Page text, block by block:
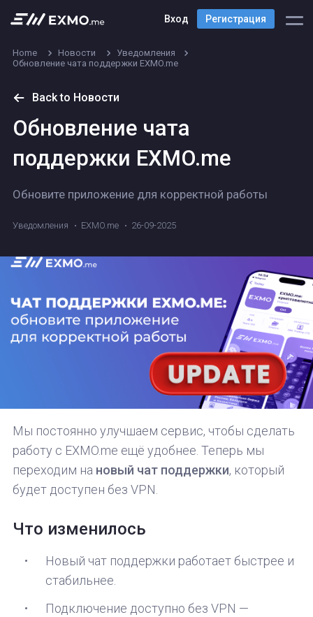
Вход Регистрация
Home Новости
Уведомления
Обновление чата поддержки EXMO.me
Back to Новости
Обновление чата
поддержки EXMO.me
Обновите приложение для корректной работы
Уведомления EXMO.me 26-09-2025
Мы постоянно улучшаем сервис, чтобы сделать
работу с EXMO.me ещё удобнее. Теперь мы
переходим на новый чат поддержки, который
будет доступен без VPN.
Что изменилось
Новый чат поддержки работает быстрее и
стабильнее.
Подключение доступно без VPN —